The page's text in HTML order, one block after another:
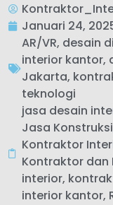
Januari 24,
AR/VR, desain
interior kantor,
Jakarta,
teknologi
jasa desain
Jasa Konstruksi
Kontraktor
Kontraktor dan
interior,
interior kantor,